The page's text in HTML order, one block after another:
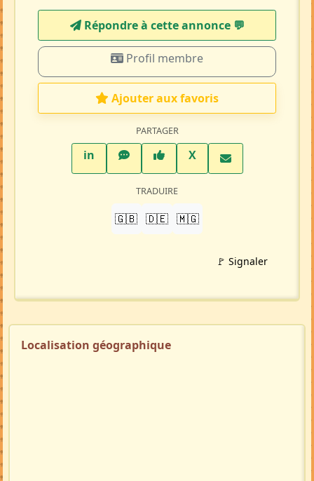
Répondre à cette annonce 💬​
Profil membre
Ajouter aux favoris
PARTAGER
inLinkedInWhatsAppFacebook
XTwitter X
TRADUIRE
🇬🇧 🇩🇪 🇲🇬
🚩 Signaler
Localisation géographique